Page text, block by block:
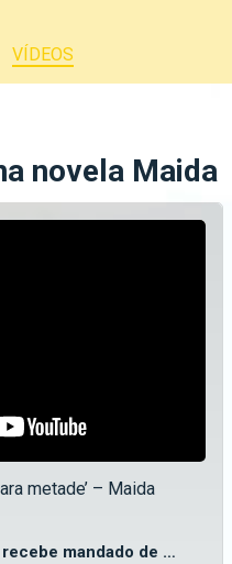
VÍDEOS
novela Maida
Maida recebe mandado de captura – Maida
metade’ – Maida